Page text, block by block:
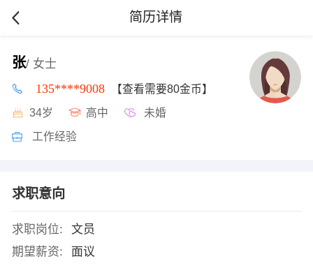
简历详情
张/ 女士
135****9008 【查看需要80金币】
34岁 高中 未婚
工作经验
求职意向
求职岗位:
文员
期望薪资:
面议